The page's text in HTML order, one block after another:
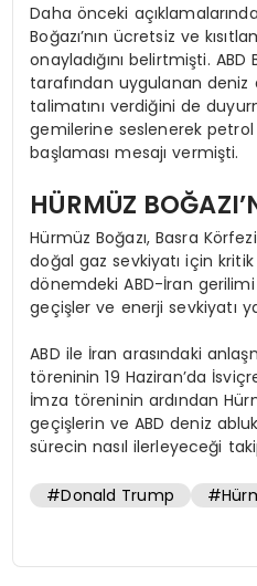
Daha önceki
Boğazı’nın ücretsiz ve
onayladığını belirtmişti. ABD
tarafından uygulanan deniz
talimatını verdiğini de
gemilerine seslenerek petrol
başlaması mesajı vermişti.
HÜRMÜZ
Hürmüz Boğazı, Basra
doğal gaz sevkiyatı için kritik
dönemdeki ABD-İran
geçişler ve enerji sevkiyatı
ABD ile İran arasındaki
töreninin 19 Haziran’da
İmza töreninin ardından
geçişlerin ve ABD deniz
sürecin nasıl ilerleyeceği
#Donald Trump